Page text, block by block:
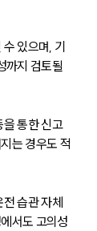
있으며, 기
까지 검토될
을 통한 신고
는 경우도 적
습관 자체
서도 고의성